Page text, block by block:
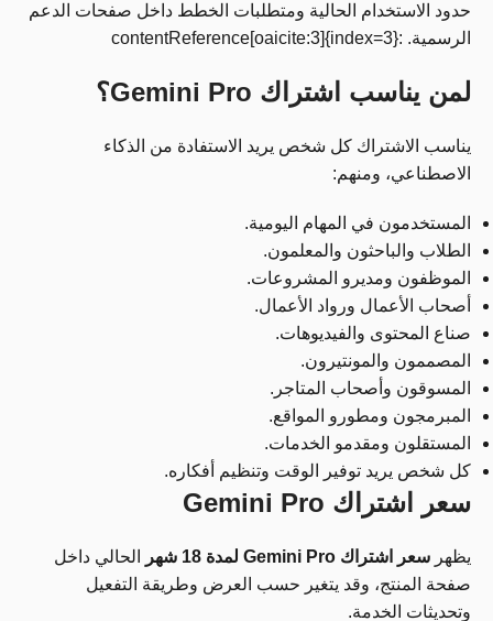
حدود الاستخدام الحالية ومتطلبات الخطط داخل صفحات الدعم
الرسمية. :contentReference[oaicite:3]{index=3}
لمن يناسب اشتراك Gemini Pro؟
يناسب الاشتراك كل شخص يريد الاستفادة من الذكاء
الاصطناعي، ومنهم:
المستخدمون في المهام اليومية.
الطلاب والباحثون والمعلمون.
الموظفون ومديرو المشروعات.
أصحاب الأعمال ورواد الأعمال.
صناع المحتوى والفيديوهات.
المصممون والمونتيرون.
المسوقون وأصحاب المتاجر.
المبرمجون ومطورو المواقع.
المستقلون ومقدمو الخدمات.
كل شخص يريد توفير الوقت وتنظيم أفكاره.
سعر اشتراك Gemini Pro
يظهر سعر اشتراك Gemini Pro لمدة 18 شهر
الحالي داخل
صفحة المنتج، وقد يتغير حسب العرض وطريقة التفعيل
وتحديثات الخدمة.